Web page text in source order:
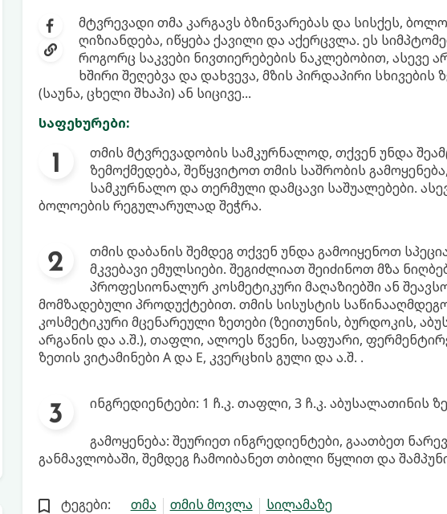
მტვრევადი თმა კარგავს ბზინვარებას და სისქეს,
ღიზიანდება, იწყება ქავილი და აქერცვლა. ეს
როგორც საკვები ნივთიერებების ნაკლებობით, ასევე
ხშირი შეღებვა და დახვევა, მზის პირდაპირი სხივების
(საუნა, ცხელი შხაპი) ან სიცივე...
საფეხურები:
თმის მტვრევადობის სამკურნალოდ, თქვენ უნდა
ზემოქმედება, შეწყვიტოთ თმის საშრობის
სამკურნალო და თერმული დამცავი საშუალებები.
ბოლოების რეგულარულად შეჭრა.
თმის დაბანის შემდეგ თქვენ უნდა გამოიყენოთ
მკვებავი ემულსიები. შეგიძლიათ შეიძინოთ მზა
პროფესიონალურ კოსმეტიკური მაღაზიებში ან
მომზადებული პროდუქტებით. თმის სისუსტის
კოსმეტიკური მცენარეული ზეთები (ზეითუნის, ბურდოკის,
არგანის და ა.შ.), თაფლი, ალოეს წვენი, საფუარი,
ზეთის ვიტამინები A და E, კვერცხის გული და ა.შ. .
ინგრედიენტები: 1 ჩ.კ. თაფლი, 3 ჩ.კ. აბუსალათინის
გამოყენება: შეურიეთ ინგრედიენტები, გაათბეთ
განმავლობაში, შემდეგ ჩამოიბანეთ თბილი წყლით და
ტეგები: თმა თმის მოვლა სილამაზე